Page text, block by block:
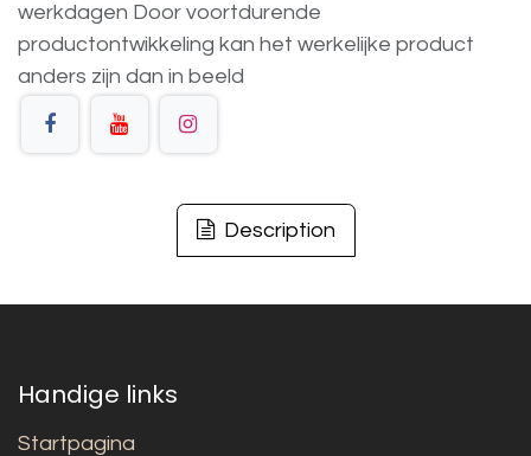
werkdagen Door voortdurende
productontwikkeling kan het werkelijke product
anders zijn dan in beeld
Description
Handige links
Startpagina